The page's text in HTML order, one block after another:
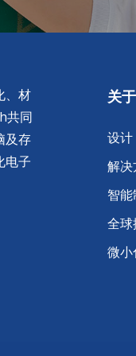
、材
共同
及存
电子
关
设计
解决
智
全球
微小